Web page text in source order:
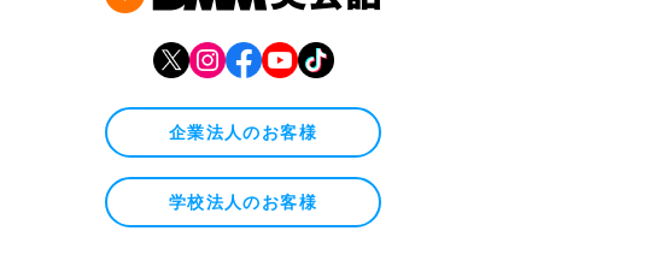
企業法人のお客様
学校法人のお客様